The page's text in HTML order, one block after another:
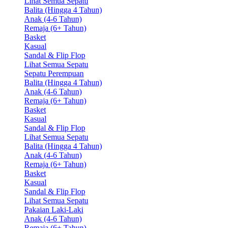
Balita (Hingga 4 Tahun)
Anak (4-6 Tahun)
Remaja (6+ Tahun)
Basket
Kasual
Sandal & Flip Flop
Lihat Semua Sepatu
Sepatu Perempuan
Balita (Hingga 4 Tahun)
Anak (4-6 Tahun)
Remaja (6+ Tahun)
Basket
Kasual
Sandal & Flip Flop
Lihat Semua Sepatu
Balita (Hingga 4 Tahun)
Anak (4-6 Tahun)
Remaja (6+ Tahun)
Basket
Kasual
Sandal & Flip Flop
Lihat Semua Sepatu
Pakaian Laki-Laki
Anak (4-6 Tahun)